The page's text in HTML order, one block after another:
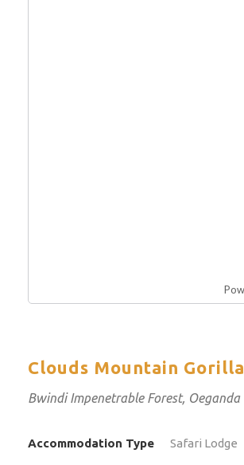
Clouds Mountain
Bwindi Impenetrable Forest, Oeganda
Accommodation Type Safari Lodge